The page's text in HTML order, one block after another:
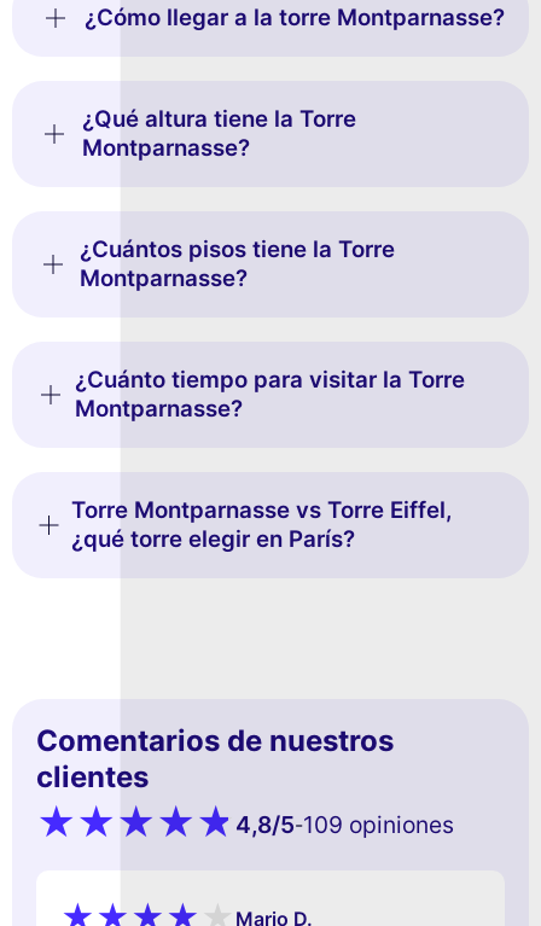
¿Cómo llegar a la torre Montparnasse?
¿Qué altura tiene la Torre
Montparnasse?
¿Cuántos pisos tiene la Torre
Montparnasse?
¿Cuánto tiempo para visitar la Torre
Montparnasse?
Torre Montparnasse vs Torre Eiffel,
¿qué torre elegir en París?
Comentarios de nuestros
clientes
4,8/5-109 opiniones
Mario D.